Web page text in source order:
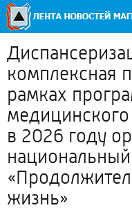
комплексная
рамках
в 2026 году
жизнь»